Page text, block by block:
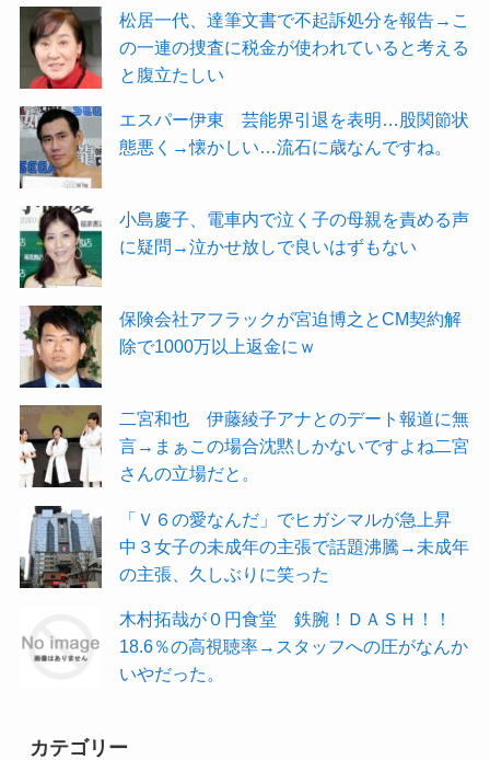
松居一代、達筆文書で不起訴処分を報告→こ
の一連の捜査に税金が使われていると考える
と腹立たしい
エスパー伊東 芸能界引退を表明…股関節状
態悪く→懐かしい…流石に歳なんですね。
小島慶子、電車内で泣く子の母親を責める声
に疑問→泣かせ放しで良いはずもない
保険会社アフラックが宮迫博之とCM契約解
除で1000万以上返金にｗ
二宮和也 伊藤綾子アナとのデート報道に無
言→まぁこの場合沈黙しかないですよね二宮
さんの立場だと。
「Ｖ６の愛なんだ」でヒガシマルが急上昇
中３女子の未成年の主張で話題沸騰→未成年
の主張、久しぶりに笑った
木村拓哉が０円食堂 鉄腕！ＤＡＳＨ！！
18.6％の高視聴率→スタッフへの圧がなんか
いやだった。
カテゴリー